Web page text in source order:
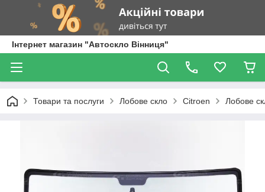
Інтернет магазин "Автоскло Вінниця"
Товари та послуги Лобове скло Citroen Лобове